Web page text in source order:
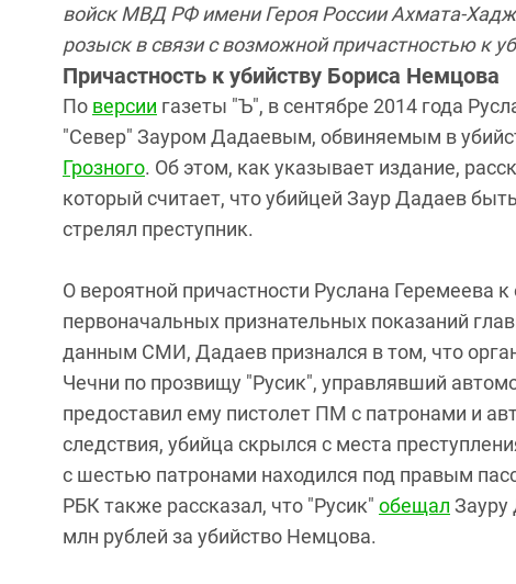
войск МВД РФ имени Героя России Ахмата-
розыск в связи с возможной причастностью к
Причастность к убийству Бориса Немцова
​По версии газеты "Ъ", в сентябре 2014 года
"Север" Зауром Дадаевым, обвиняемым в
Грозного. Об этом, как указывает издание,
который считает, что убийцей Заур Дадаев
стрелял преступник.
О вероятной причастности Руслана Геремеева
первоначальных признательных показаний
данным СМИ, Дадаев признался в том, что
Чечни по прозвищу "Русик", управлявший
предоставил ему пистолет ПМ с патронами и
следствия, убийца скрылся с места
с шестью патронами находился под правым
РБК также рассказал, что "Русик" обещал Зауру
млн рублей за убийство Немцова.